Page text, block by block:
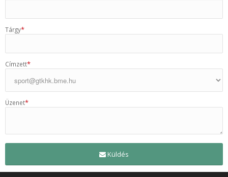
Tárgy*
Címzett*
Üzenet*
Küldés